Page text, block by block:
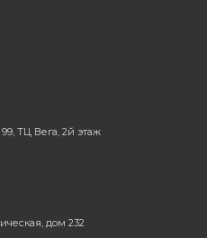
ТЦ Вега, 2й этаж
дом 232